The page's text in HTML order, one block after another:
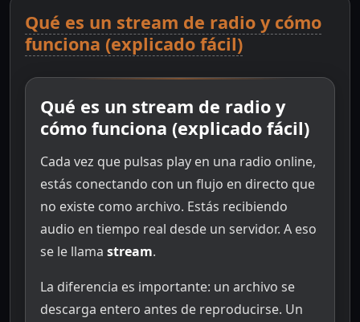
Qué es un stream de radio y cómo
funciona (explicado fácil)
Qué es un stream de radio y
cómo funciona (explicado fácil)
Cada vez que pulsas play en una radio online,
estás conectando con un flujo en directo que
no existe como archivo. Estás recibiendo
audio en tiempo real desde un servidor. A eso
se le llama stream.
La diferencia es importante: un archivo se
descarga entero antes de reproducirse. Un